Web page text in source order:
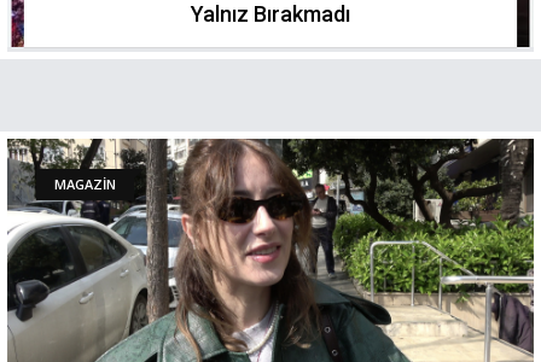
Yalnız Bırakmadı
MAGAZİN